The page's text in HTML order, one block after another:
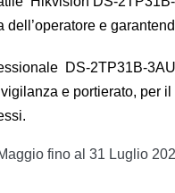
dell’operatore e
DS-2TP31B-
e portierato, per
fino al 31 Luglio